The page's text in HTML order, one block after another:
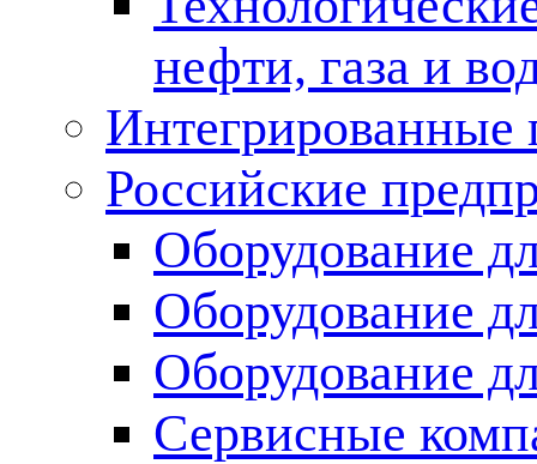
нефти, газа и
Российские
Оборудование
Оборудование
Оборудование
Сервисные